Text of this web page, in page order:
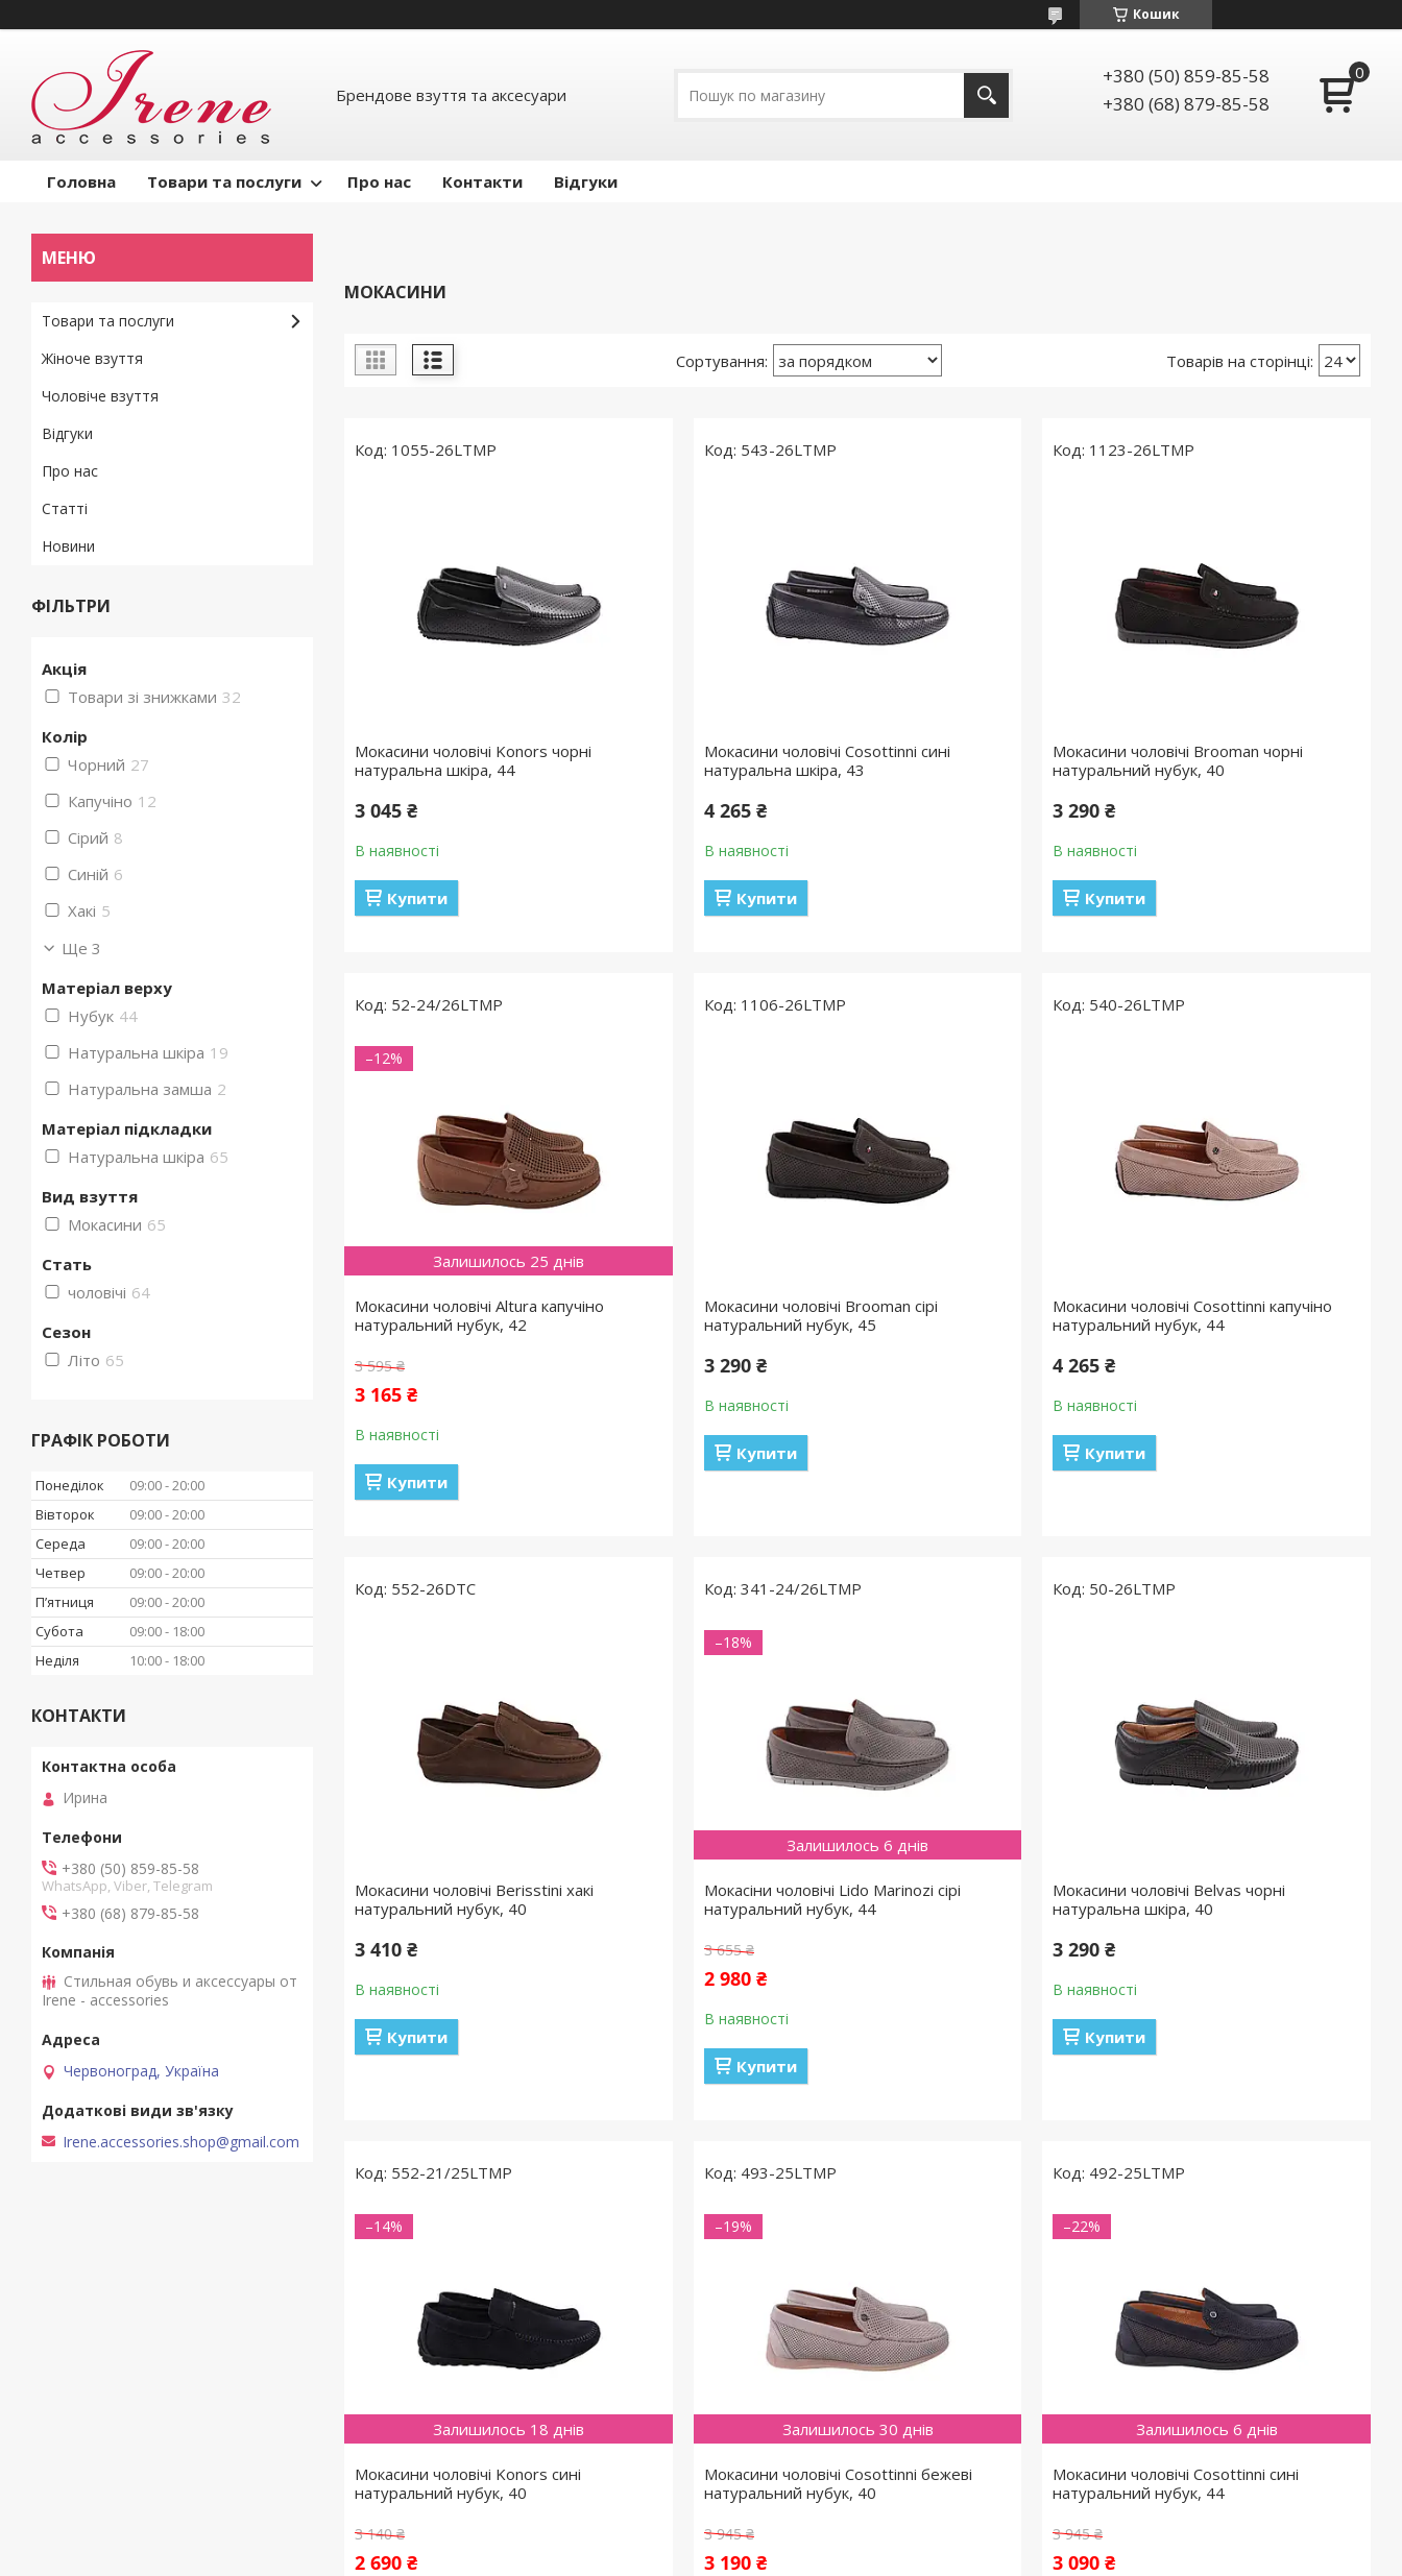
Кошик
Брендове взуття та аксесуари
+380 (50) 859-85-58
+380 (68) 879-85-58
Головна Товари та послуги Про нас Контакти Відгуки
МОКАСИНИ
1055-26LTMP
Мокасини чоловічі Konors чорні
натуральна шкіра, 44
3 045 ₴
В наявності
Купити
543-26LTMP
Мокасини чоловічі Cosottinni сині
натуральна шкіра, 43
4 265 ₴
В наявності
Купити
1123-26LTMP
Мокасини чоловічі Brooman чорні
натуральний нубук, 40
3 290 ₴
В наявності
Купити
52-24/26LTMP
Залишилось 25 днів
–12%
Мокасини чоловічі Altura капучіно
натуральний нубук, 42
3 595 ₴
3 165 ₴
В наявності
Купити
1106-26LTMP
Мокасини чоловічі Brooman сірі
натуральний нубук, 45
3 290 ₴
В наявності
Купити
540-26LTMP
Мокасини чоловічі Cosottinni капучіно
натуральний нубук, 44
4 265 ₴
В наявності
Купити
552-26DTC
Мокасини чоловічі Berisstini хакі
натуральний нубук, 40
3 410 ₴
В наявності
Купити
341-24/26LTMP
Залишилось 6 днів
–18%
Мокасіни чоловічі Lido Marinozi сірі
натуральний нубук, 44
3 655 ₴
2 980 ₴
В наявності
Купити
50-26LTMP
Мокасини чоловічі Belvas чорні
натуральна шкіра, 40
3 290 ₴
В наявності
Купити
552-21/25LTMP
Залишилось 18 днів
–14%
Мокасини чоловічі Konors сині
натуральний нубук, 40
3 140 ₴
2 690 ₴
493-25LTMP
Залишилось 30 днів
–19%
Мокасини чоловічі Cosottinni бежеві
натуральний нубук, 40
3 945 ₴
3 190 ₴
492-25LTMP
Залишилось 6 днів
–22%
Мокасини чоловічі Cosottinni сині
натуральний нубук, 44
3 945 ₴
3 090 ₴
Товари та послуги
Жіноче взуття
Чоловіче взуття
Відгуки
Про нас
Статті
Новини
ФІЛЬТРИ
Акція
Товари зі знижками 32
Колір
Чорний 27
Капучіно 12
Сірий 8
Синій 6
Хакі 5
Ще 3
Матеріал верху
Нубук 44
Натуральна шкіра 19
Натуральна замша 2
Матеріал підкладки
Натуральна шкіра 65
Вид взуття
Мокасини 65
Стать
чоловічі 64
Сезон
Літо 65
ГРАФІК РОБОТИ
Понеділок 09:00 20:00
Вівторок
09:00 20:00
Середа
09:00 20:00
Четвер
09:00 20:00
Пʼятниця
09:00 20:00
Субота
09:00
18:00
Неділя
10:00 18:00
КОНТАКТИ
Ирина
+380 (50) 859-85-58
WhatsApp, Viber, Telegram
+380 (68) 879-85-58
Стильная обувь и аксессуары от
Irene - accessories
Червоноград, Україна
Irene.accessories.shop@gmail.com